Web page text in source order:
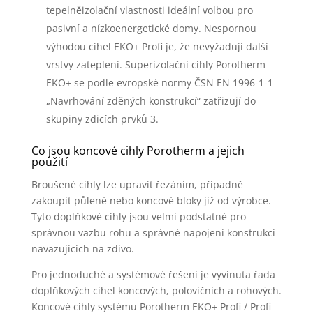
tepelněizolační vlastnosti ideální volbou pro
pasivní a nízkoenergetické domy. Nespornou
výhodou cihel EKO+ Profi je, že nevyžadují další
vrstvy zateplení. Superizolační cihly Porotherm
EKO+ se podle evropské normy ČSN EN 1996-1-1
„Navrhování zděných konstrukcí“ zatřizují do
skupiny zdicích prvků 3.
Co jsou koncové cihly Porotherm a jejich
použití
Broušené cihly lze upravit řezáním, případně
zakoupit půlené nebo koncové bloky již od výrobce.
Tyto doplňkové cihly jsou velmi podstatné pro
správnou vazbu rohu a správné napojení konstrukcí
navazujících na zdivo.
Pro jednoduché a systémové řešení je vyvinuta řada
doplňkových cihel koncových, polovičních a rohových.
Koncové cihly systému Porotherm EKO+ Profi / Profi